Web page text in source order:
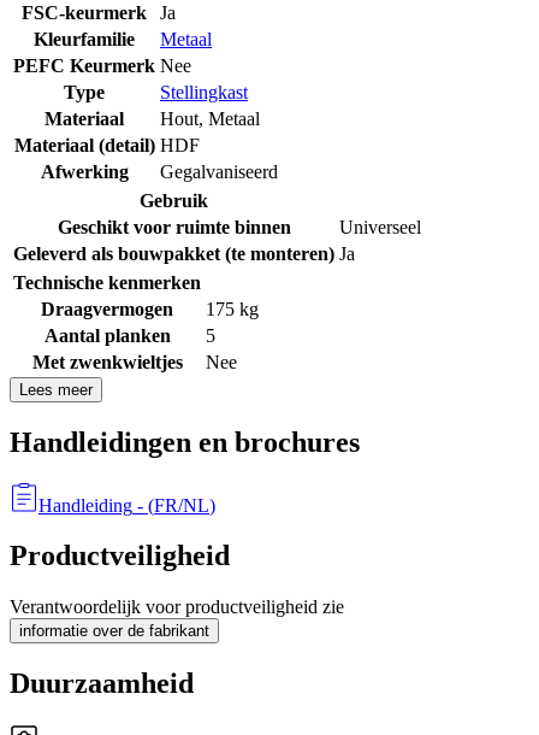
FSC-keurmerk
Ja
Kleurfamilie
Metaal
PEFC Keurmerk Nee
Type
Stellingkast
Materiaal
Hout, Metaal
Materiaal (detail) HDF
Afwerking
Gegalvaniseerd
Gebruik
Geschikt voor ruimte binnen
Universeel
Geleverd als bouwpakket (te monteren) Ja
Technische kenmerken
Draagvermogen
175 kg
Aantal planken
5
Met zwenkwieltjes
Nee
Lees meer
Handleidingen en brochures
Handleiding - (FR/NL)
Productveiligheid
Verantwoordelijk voor productveiligheid zie
informatie over de fabrikant
Duurzaamheid